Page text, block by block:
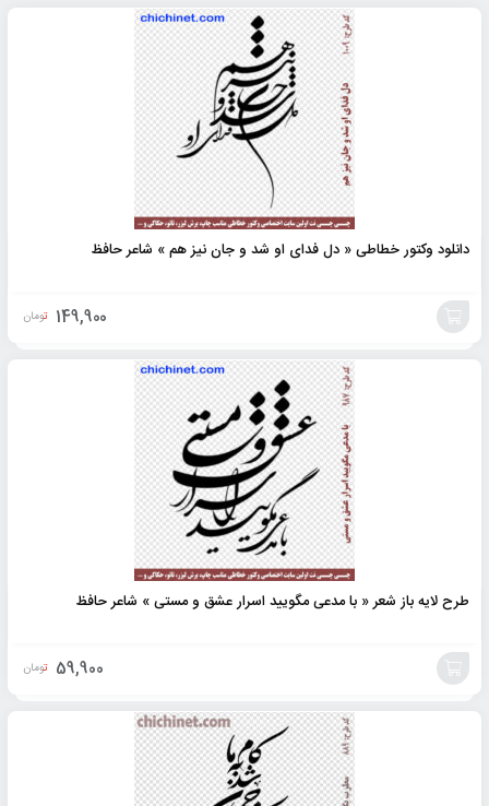
دانلود وکتور خطاطی « دل فدای او شد و جان نیز هم » شاعر حافظ
149,900 تومان
طرح لایه باز شعر « با مدعی مگویید اسرار عشق و مستی » شاعر حافظ
59,900 تومان